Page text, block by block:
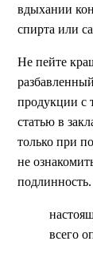
вдыхании
спирта или
Не пейте
продукции с
статью в
только при
не
всего